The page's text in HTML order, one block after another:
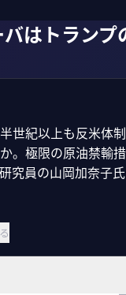
はトランプ
世紀以上も反米体
。極限の原油禁輸
究員の山岡加奈子